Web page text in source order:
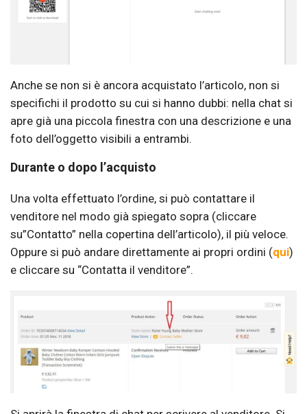
Anche se non si è ancora acquistato l’articolo, non si
specifichi il prodotto su cui si hanno dubbi: nella chat si
apre già una piccola finestra con una descrizione e una
foto dell’oggetto visibili a entrambi.
Durante o dopo l’acquisto
Una volta effettuato l’ordine, si può contattare il
venditore nel modo già spiegato sopra (cliccare
su”Contatto” nella copertina dell’articolo), il più veloce.
Oppure si può andare direttamente ai propri ordini (qui)
e cliccare su “Contatta il venditore”.